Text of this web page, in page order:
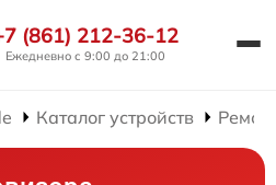
(861) 212-36-12
Ежедневно с 9:00 до 21:00
Каталог устройств